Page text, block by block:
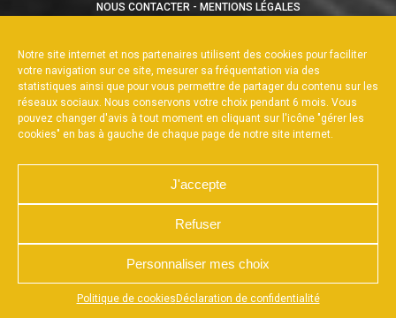
Notre site internet et nos partenaires utilisent des cookies pour faciliter
votre navigation sur ce site, mesurer sa fréquentation via des
statistiques ainsi que pour vous permettre de partager du contenu sur les
réseaux sociaux. Nous conservons votre choix pendant 6 mois. Vous
pouvez changer d'avis à tout moment en cliquant sur l'icône "gérer les
cookies" en bas à gauche de chaque page de notre site internet.
J'accepte
Refuser
Personnaliser mes choix
Politique de cookies Déclaration de confidentialité
Appuyez sur le bouton partager en bas de votre
NOUS CONTACTER
MENTIONS LÉGALES
RÉALISÉ PAR L’AGENCE WEB A3WEB